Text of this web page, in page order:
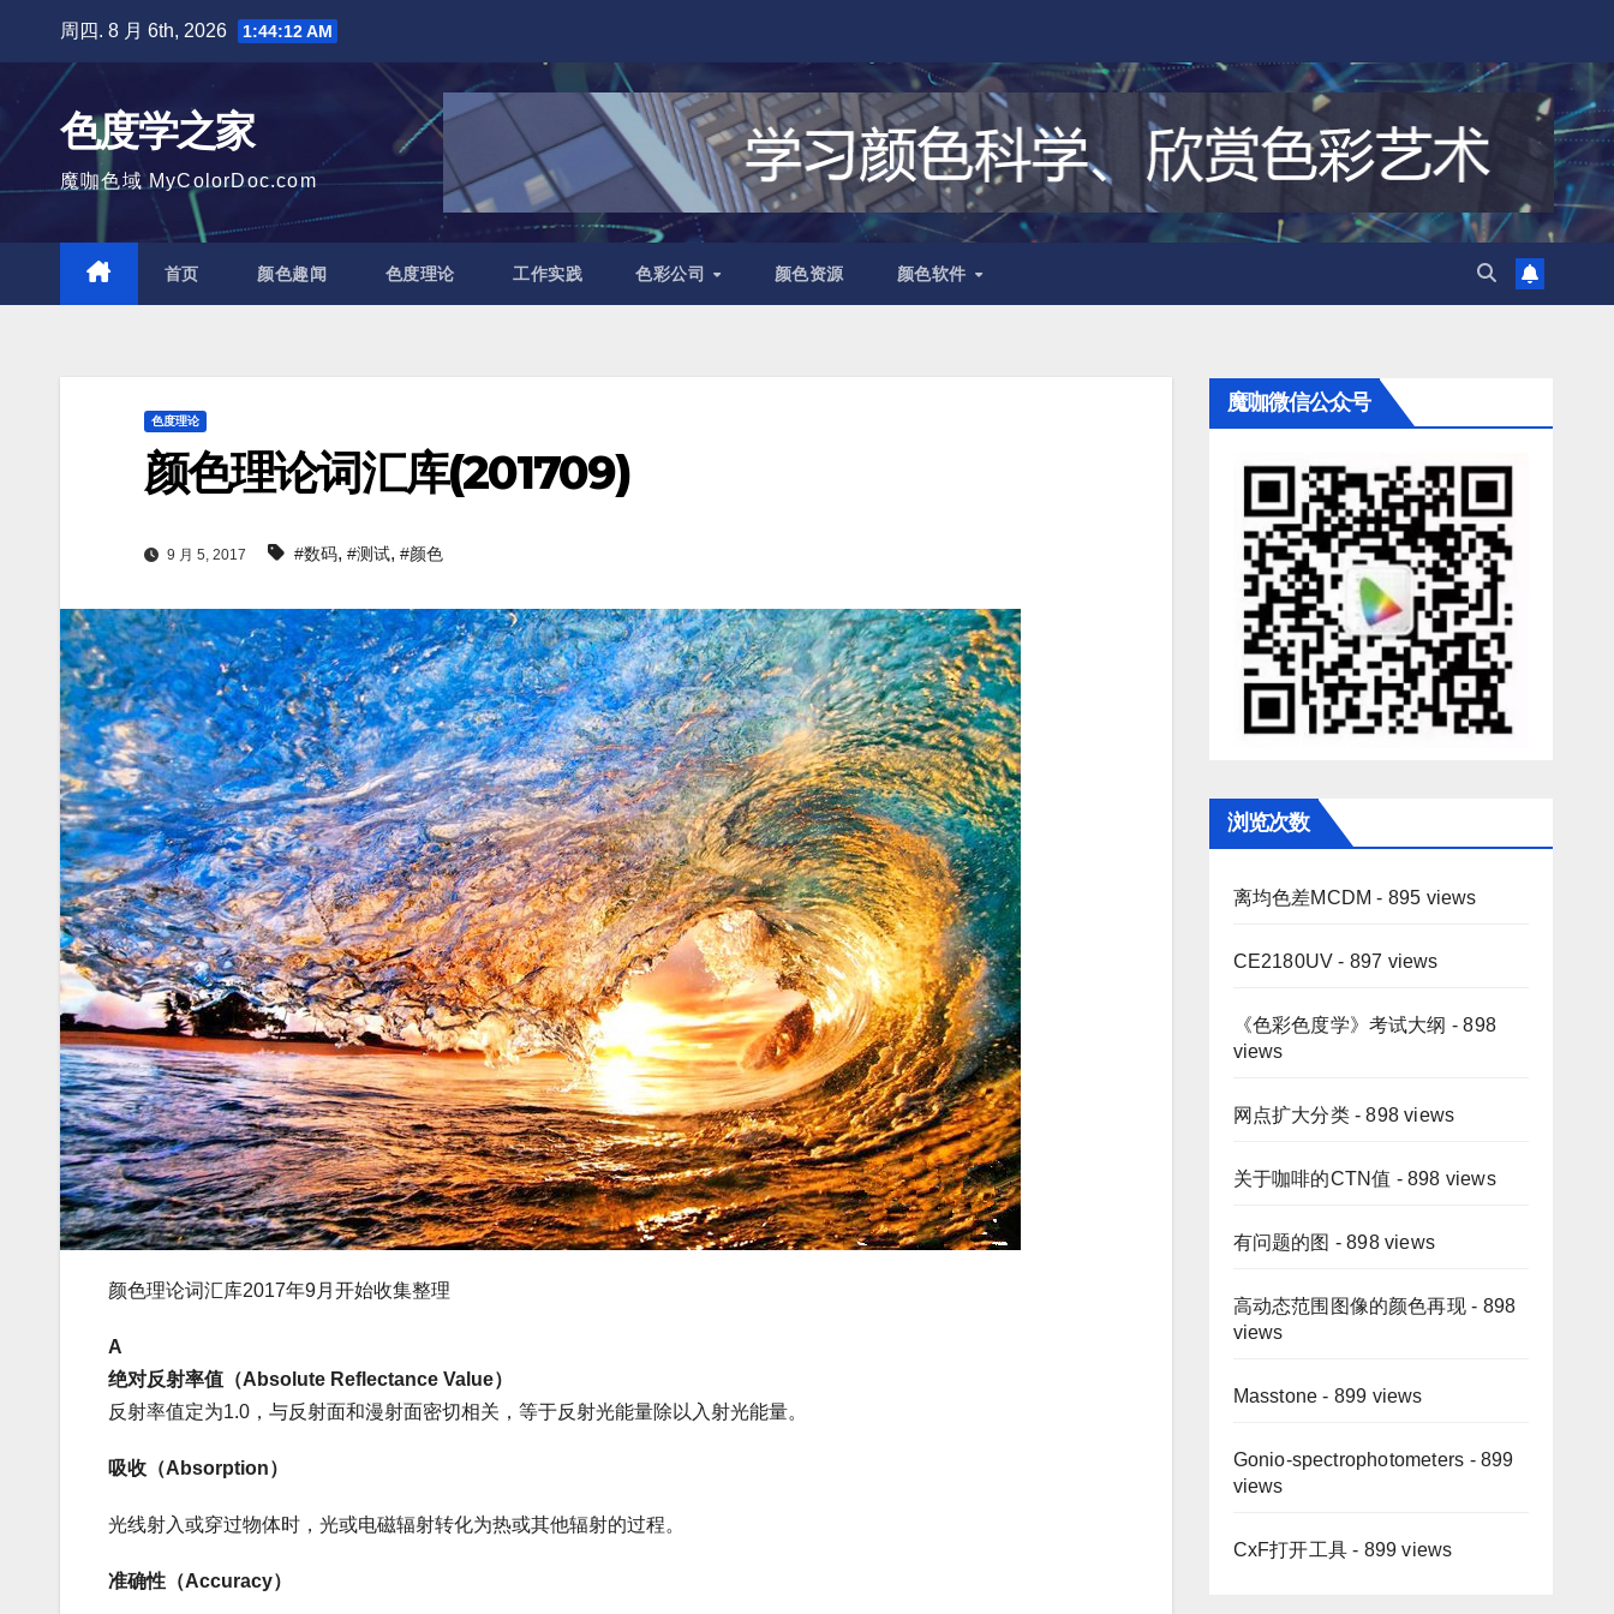
周四. 8 月 6th, 2026 1:44:13 AM
色度学之家
魔咖色域 MyColorDoc.com
首页 颜色趣闻 色度理论 工作实践 色彩公司 颜色资源 颜色软件
色度理论
颜色理论词汇库(201709)
9 月 5, 2017 #数码, #测试, #颜色
颜色理论词汇库2017年9月开始收集整理
A
绝对反射率值（Absolute Reflectance Value）
反射率值定为1.0，与反射面和漫射面密切相关，等于反射光能量除以入射光能量。
吸收（Absorption）
光线射入或穿过物体时，光或电磁辐射转化为热或其他辐射的过程。
准确性（Accuracy）
魔咖微信公众号
浏览次数
离均色差MCDM - 895 views
CE2180UV - 897 views
《色彩色度学》考试大纲 - 898
views
网点扩大分类- 898 views
关于咖啡的CTN值 - 898 views
有问题的图 - 898 views
高动态范围图像的颜色再现- 898
views
Masstone - 899 views
Gonio-spectrophotometers - 899
views
CxF打开工具- 899 views